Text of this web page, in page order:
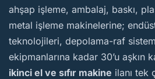
ahşap işleme, ambalaj, baskı,
metal işleme makinelerine;
teknolojileri, depolama-raf
ekipmanlarına kadar 30’u aşkın
ikinci el ve sıfır makine ilanı tek